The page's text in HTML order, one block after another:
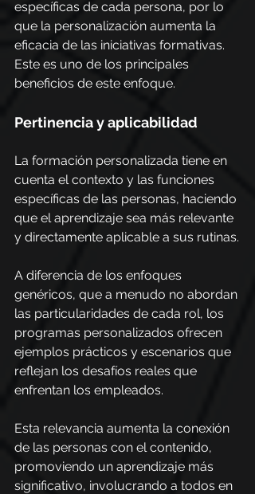
específicas de cada persona, por lo
que la personalización aumenta la
eficacia de las iniciativas formativas.
Este es uno de los principales
beneficios de este enfoque.
Pertinencia y aplicabilidad
La formación personalizada tiene en
cuenta el contexto y las funciones
específicas de las personas, haciendo
que el aprendizaje sea más relevante
y directamente aplicable a sus rutinas.
A diferencia de los enfoques
genéricos, que a menudo no abordan
las particularidades de cada rol, los
programas personalizados ofrecen
ejemplos prácticos y escenarios que
reflejan los desafíos reales que
enfrentan los empleados.
Esta relevancia aumenta la conexión
de las personas con el contenido,
promoviendo un aprendizaje más
significativo, involucrando a todos en